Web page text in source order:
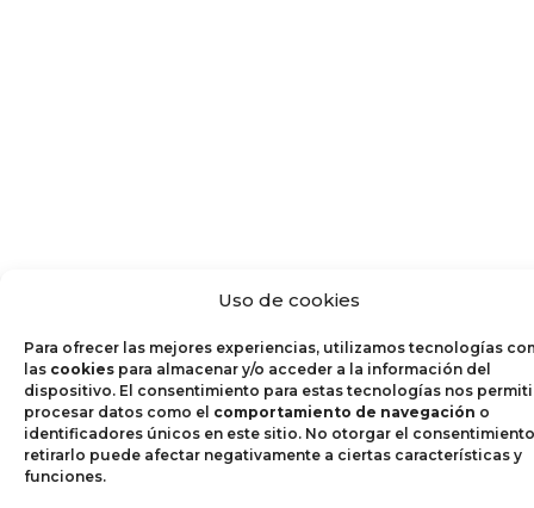
Uso de cookies
Para ofrecer las mejores experiencias, utilizamos tecnologías
las cookies para almacenar y/o acceder a la información del
dispositivo. El consentimiento para estas tecnologías nos
procesar datos como el comportamiento de navegación o
identificadores únicos en este sitio. No otorgar el
retirarlo puede afectar negativamente a ciertas características y
funciones.